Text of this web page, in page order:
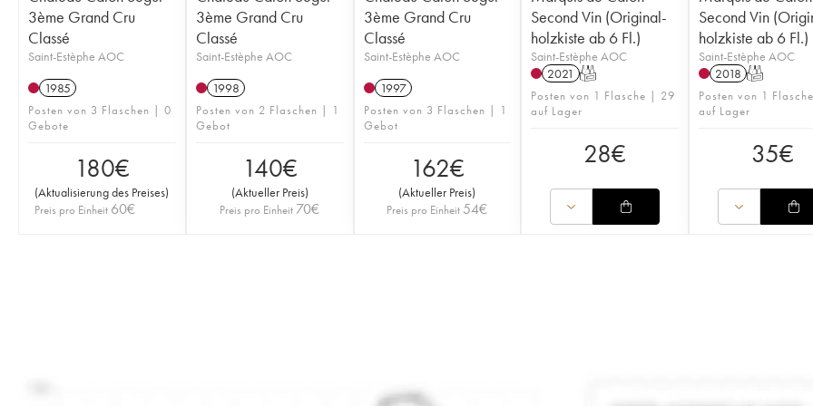
3ème Grand Cru
Classé
Saint-Estèphe AOC
1985
Posten von 3 Flaschen | 0
Gebote
180€
(Aktualisierung des Preises)
Preis pro Einheit 60€
3ème Grand Cru
Classé
Saint-Estèphe AOC
1998
Posten von 2 Flaschen | 1
Gebot
140€
(Aktueller Preis)
Preis pro Einheit 70€
3ème Grand Cru
Classé
Saint-Estèphe AOC
1997
Posten von 3 Flaschen | 1
Gebot
162€
(Aktueller Preis)
Preis pro Einheit 54€
Second Vin (Original-
holzkiste ab 6 Fl.)
Saint-Estèphe AOC
2021 T
Posten von 1 Flasche | 29
auf Lager
28€
Second Vin
holzkiste ab 6 Fl.)
Saint-Estèphe AOC
2018 T
Posten von 1
auf Lager
35€